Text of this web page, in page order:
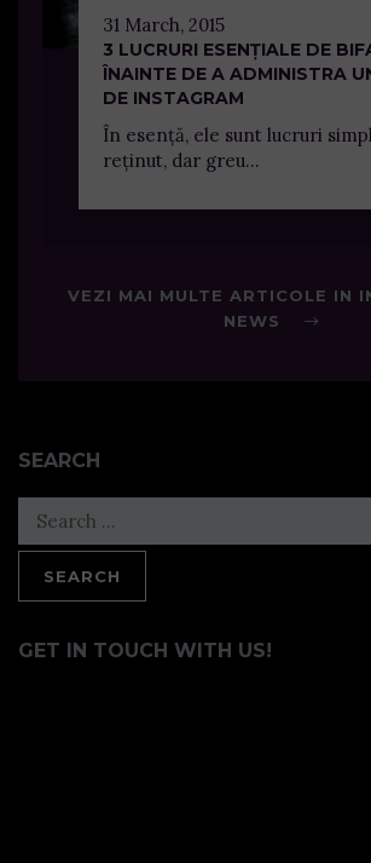
31 March, 2015
3 LUCRURI ESENȚIALE DE
ÎNAINTE DE A ADMINISTRA
DE INSTAGRAM
În esență, ele sunt lucruri
reținut, dar greu...
VEZI MAI MULTE ARTICOLE IN
NEWS
SEARCH
Search
for:
GET IN TOUCH WITH US!